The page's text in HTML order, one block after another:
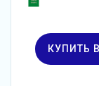
КУПИТЬ